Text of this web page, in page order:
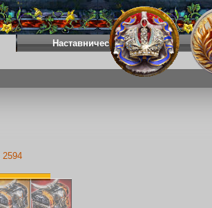
Наставничество
2594